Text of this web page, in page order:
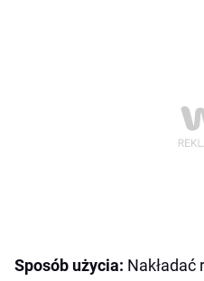
Sposób użycia: Nakładać